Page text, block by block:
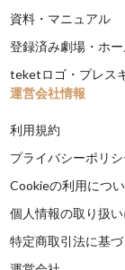
資料・マニュアル
登録済み劇場・ホ
teketロゴ・プレス
運営会社情報
利用規約
プライバシーポリシ
Cookieの利用につ
個人情報の取り扱
特定商取引法に基